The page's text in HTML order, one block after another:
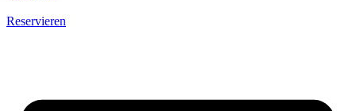
Reservieren